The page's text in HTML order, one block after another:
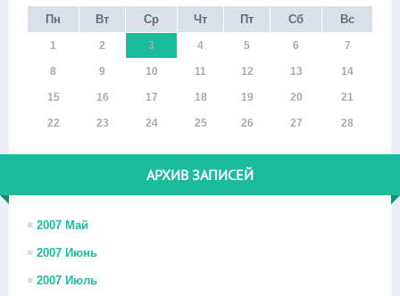
Пн
Вт Ср Чт Пт Сб Вс
1 2 3 4 5 6 7
8 9 10 11 12 13 14
15 16 17 18 19 20 21
22 23 24 25 26 27 28
АРХИВ ЗАПИСЕЙ
2007 Май
2007 Июнь
2007 Июль